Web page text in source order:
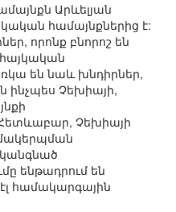
Արևելյան
համայնքներից է:
որոնք բնորոշ են
հայկական
են նաև խնդիրներ,
ինչպես Չեխիայի,
Հետևաբար, Չեխիայի
ենթադրում են
համակարգային